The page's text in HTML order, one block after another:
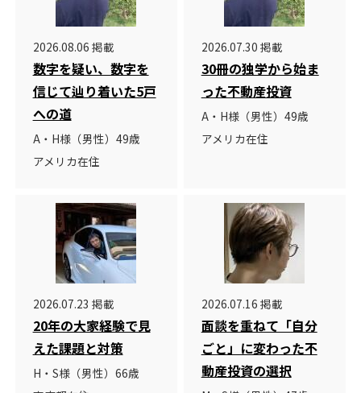
2026.08.06 掲載
数字を疑い、数字を
信じて辿り着いた5戸
への道
A・H様（男性）49歳
アメリカ在住
2026.07.30 掲載
30冊の独学から始ま
った不動産投資
A・H様（男性）49歳
アメリカ在住
2026.07.23 掲載
20年の大家経験で見
えた課題と対策
H・S様（男性）66歳
2026.07.16 掲載
面談を重ねて「自分
ごと」に変わった不
動産投資の選択